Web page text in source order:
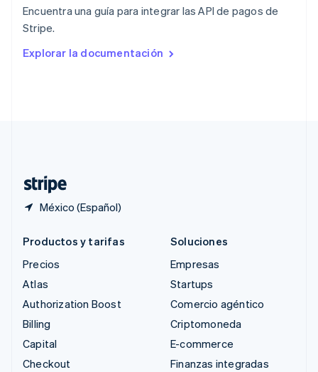
Encuentra una guía para integrar las API de pagos de
Stripe.
Explorar la documentación
México (Español)
República Checa
English
English
Productos y tarifas
Precios
Atlas
Authorization Boost
Billing
Capital
Checkout
Soluciones
Empresas
Startups
Comercio agéntico
Criptomoneda
E-commerce
Finanzas integradas